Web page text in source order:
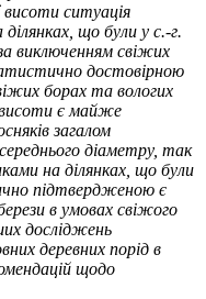
ситуація
що були у с.-г.
виключенням свіжих
достовірною
борах та вологих
висоти є майже
загалом
діаметру, так
на ділянках, що були
підтвердженою є
в умовах свіжого
досліджень
деревних порід в
щодо